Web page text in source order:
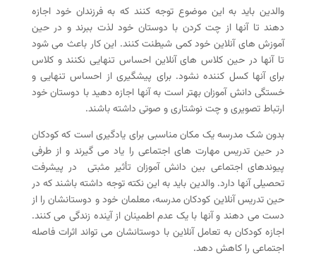
والدین باید به این موضوع توجه کنند که به فرزندان خود اجازه
دهند تا آنها از چت کردن با دوستان خود لذت ببرند و در حین
آموزش های آنلاین خود کمی شیطنت کنند. این کار باعث می شود
تا آنها در حین کلاس های آنلاین احساس تنهایی نکنند و کلاس
برای آنها کسل کننده نشود. برای پیشگیری از احساس تنهایی و
خستگی دانش آموزان بهتر است به آنها اجازه دهید با دوستان خود
ارتباط تصویری و چت نوشتاری و صوتی داشته باشند.
بدون شک مدرسه یک مکان مناسبی برای یادگیری است که کودکان
در حین تدریس مهارت های اجتماعی را یاد می گیرند و از طرفی
پیوندهای اجتماعی بین دانش آموزان تأثیر مثبتی در پیشرفت
تحصیلی آنها دارد. والدین باید به این نکته توجه داشته باشند که در
حین تدریس آنلاین کودکان مدرسه، معلمان خود و دوستانشان را از
دست می دهند و آنها با یک عدم اطمینان از آینده زندگی می کنند.
اجازه کودکان به تعامل آنلاین با دوستانشان می تواند اثرات فاصله
اجتماعی را کاهش دهد.